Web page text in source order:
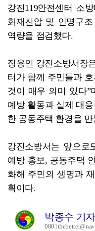
강진119안전센터 소
화재진압 및 인명구
역량을 점검했다.
정용인 강진소방서장
터가 함께 주민들과
것이 매우 의미 있다”
예방 활동과 실제 대
한 공동주택 환경을
강진소방서는 앞으로
예방 홍보, 공동주택
화해 주민의 생명과
획이다.
박종수 기자